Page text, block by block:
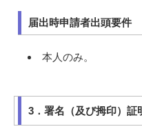
届出時申請者出頭要件
本人のみ。
3．署名（及び拇印）証